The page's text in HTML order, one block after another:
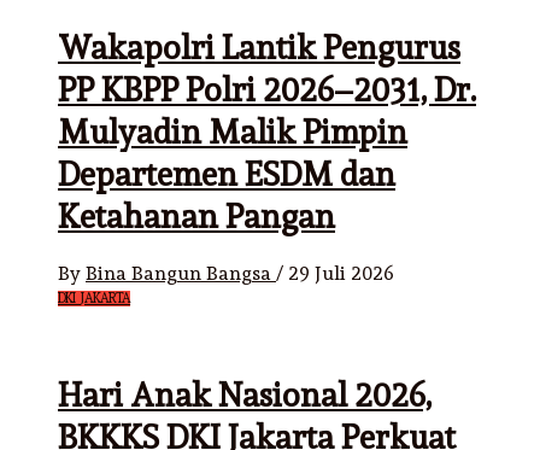
Wakapolri Lantik Pengurus
PP KBPP Polri 2026–2031, Dr.
Mulyadin Malik Pimpin
Departemen ESDM dan
Ketahanan Pangan
By Bina Bangun Bangsa / 29 Juli 2026
DKI JAKARTA
Hari Anak Nasional 2026,
BKKKS DKI Jakarta Perkuat